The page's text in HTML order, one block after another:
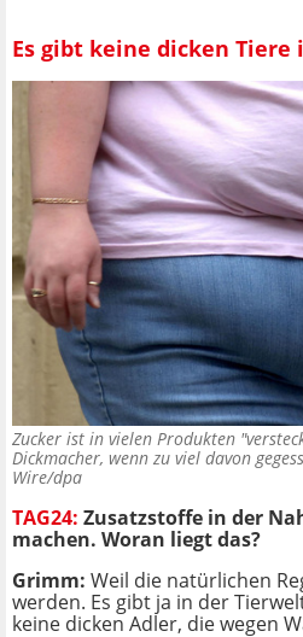
Es gibt keine dicken
Zucker ist in vielen Produkten
Dickmacher, wenn zu viel davon
Wire/dpa
TAG24: Zusatzstoffe in der
machen. Woran liegt das?
Grimm: Weil die natürlichen
werden. Es gibt ja in der
keine dicken Adler, die wegen